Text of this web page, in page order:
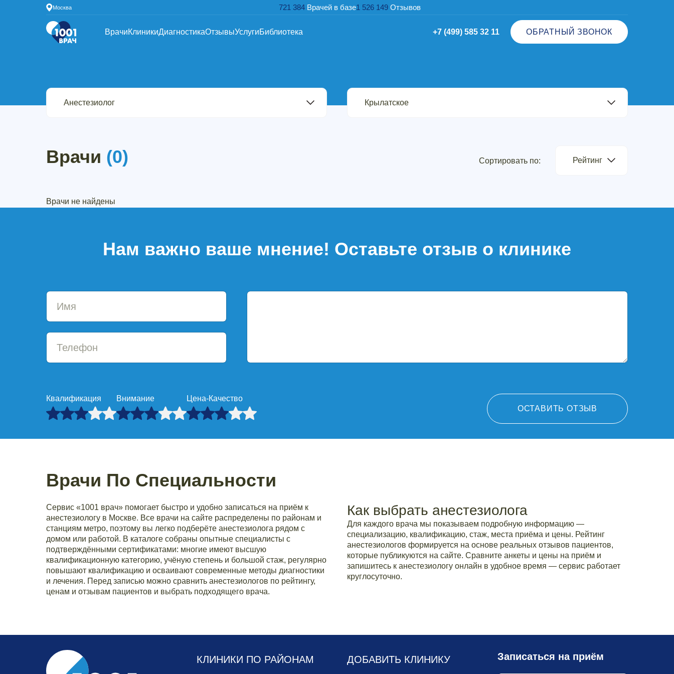
Москва 721 384 Врачей в базе1 526 149 Отзывов
ВрачиКлиникиДиагностикаОтзывыУслугиБиблиотека +7 (499) 585 32 11 ОБРАТНЫЙ ЗВОНОК
Врачи (0) Сортировать по: Рейтинг
Врачи не найдены
Нам важно ваше мнение! Оставьте отзыв о клинике
Квалификация Внимание
Цена-Качество
ОСТАВИТЬ ОТЗЫВ
Врачи По Специальности
Сервис «1001 врач» помогает быстро и удобно записаться на приём к
анестезиологу в Москве. Все врачи на сайте распределены по районам и
станциям метро, поэтому вы легко подберёте анестезиолога рядом с
домом или работой. В каталоге собраны опытные специалисты с
подтверждёнными сертификатами: многие имеют высшую
квалификационную категорию, учёную степень и большой стаж, регулярно
повышают квалификацию и осваивают современные методы диагностики
и лечения. Перед записью можно сравнить анестезиологов по рейтингу,
ценам и отзывам пациентов и выбрать подходящего врача.
Как выбрать анестезиолога
Для каждого врача мы показываем подробную информацию —
специализацию, квалификацию, стаж, места приёма и цены. Рейтинг
анестезиологов формируется на основе реальных отзывов пациентов,
которые публикуются на сайте. Сравните анкеты и цены на приём и
запишитесь к анестезиологу онлайн в удобное время — сервис работает
круглосуточно.
КЛИНИКИ ПО РАЙОНАМ
ДОБАВИТЬ КЛИНИКУ
Записаться на приём